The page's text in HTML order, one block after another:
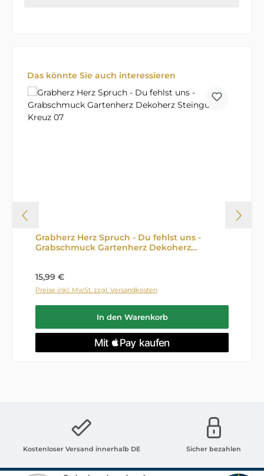
Produktgalerie überspringen
Das könnte Sie auch interessieren
Grabherz Herz Spruch - Du fehlst uns -
Grabschmuck Gartenherz Dekoherz
Regulärer Preis:
15,99 €
Preise inkl. MwSt. zzgl. Versandkosten
In den Warenkorb
Kostenloser Versand innerhalb DE Sicher bezahlen